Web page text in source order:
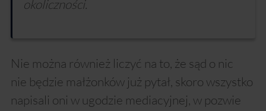
okoliczności.
Nie można również liczyć na to, że sąd o nic
nie będzie małżonków już pytał, skoro wszystko
napisali oni w ugodzie mediacyjnej, w pozwie